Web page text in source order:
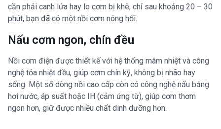
cần phải canh lửa hay lo cơm bị khê, chỉ sau khoảng 20 – 30
phút, bạn đã có một nồi cơm nóng hổi.
Nấu cơm ngon, chín đều
Nồi cơm điện được thiết kế với hệ thống mâm nhiệt và công
nghệ tỏa nhiệt đều, giúp cơm chín kỹ, không bị nhão hay
sống. Một số dòng nồi cao cấp còn có công nghệ nấu bằng
hơi nước, áp suất hoặc IH (cảm ứng từ), giúp cơm thơm
ngon hơn, giữ được nhiều chất dinh dưỡng hơn.